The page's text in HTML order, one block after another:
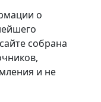
о
собрана
и не